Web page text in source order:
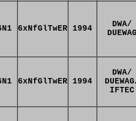
6xNfGlTwER 1994
DWA/
6xNfGlTwER 1994
DWA/
IFTEC